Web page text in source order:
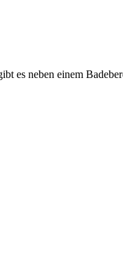
es neben einem